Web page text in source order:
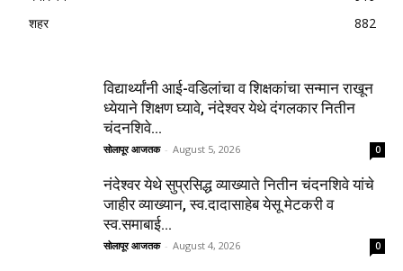
शहर
882
विद्यार्थ्यांनी आई-वडिलांचा व शिक्षकांचा सन्मान राखून
ध्येयाने शिक्षण घ्यावे, नंदेश्वर येथे दंगलकार नितीन
चंदनशिवे...
सोलापूर आजतक - August 5, 2026 0
नंदेश्वर येथे सुप्रसिद्ध व्याख्याते नितीन चंदनशिवे यांचे
जाहीर व्याख्यान, स्व.दादासाहेब येसू मेटकरी व
स्व.समाबाई...
सोलापूर आजतक - August 4, 2026 0